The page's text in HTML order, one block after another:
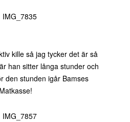
kille så jag tycker det är så
han sitter långa stunder och
den stunden igår Bamses
Matkasse!